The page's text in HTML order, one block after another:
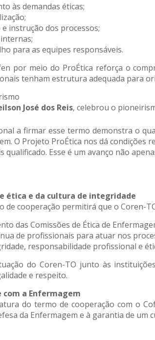
às demandas éticas;
instrução dos processos;
para as equipes responsáveis.
por meio do ProÉtica reforça o
tenham estrutura adequada para
José dos Reis, celebrou o
a firmar esse termo demonstra o
O Projeto ProÉtica nos dá
qualificado. Esse é um avanço não
ética e da cultura de integridade
cooperação permitirá que o Coren-
das Comissões de Ética de
de profissionais para atuar nos
responsabilidade profissional e
do Coren-TO junto às
e respeito.
com a Enfermagem
do termo de cooperação com o
da Enfermagem e à garantia de